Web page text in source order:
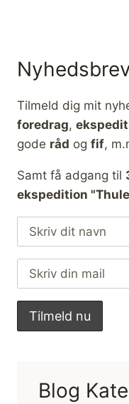
Tilmeld dig mit
foredrag,
gode råd og fif,
Samt få adgang til
ekspedition
Blog